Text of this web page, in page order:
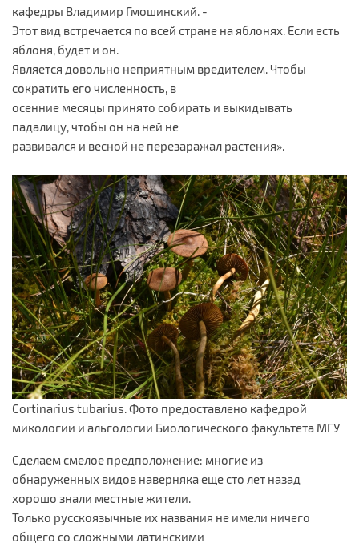
кафедры Владимир Гмошинский. -
Этот вид встречается по всей стране на яблонях. Если есть
яблоня, будет и он.
Является довольно неприятным вредителем. Чтобы
сократить его численность, в
осенние месяцы принято собирать и выкидывать
падалицу, чтобы он на ней не
развивался и весной не перезаражал растения».
Cortinarius tubarius. Фото предоставлено кафедрой
микологии и альгологии Биологического факультета МГУ
Сделаем смелое предположение: многие из
обнаруженных видов наверняка еще сто лет назад
хорошо знали местные жители.
Только русскоязычные их названия не имели ничего
общего со сложными латинскими